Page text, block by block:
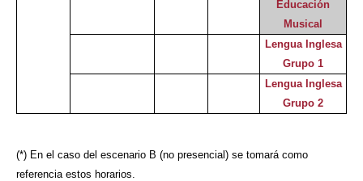
Educación
Musical
Lengua Inglesa
Grupo 1
Lengua Inglesa
Grupo 2
(*) En el caso del escenario B (no presencial) se tomará como
referencia estos horarios.